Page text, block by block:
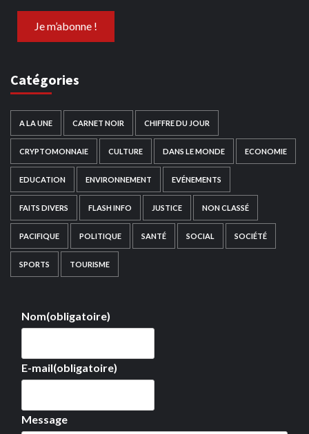
Catégories
A LA UNE CARNET NOIR CHIFFRE DU JOUR
CRYPTOMONNAIE CULTURE DANS LE MONDE ECONOMIE
EDUCATION ENVIRONNEMENT EVÉNEMENTS
FAITS DIVERS FLASH INFO JUSTICE NON CLASSÉ
PACIFIQUE POLITIQUE SANTÉ SOCIAL SOCIÉTÉ
SPORTS TOURISME
Nom(obligatoire)
E-mail(obligatoire)
Message